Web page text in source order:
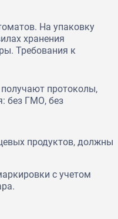
На упаковку
хранения
Требования к
протоколы,
без ГМО, без
продуктов, должны
с учетом